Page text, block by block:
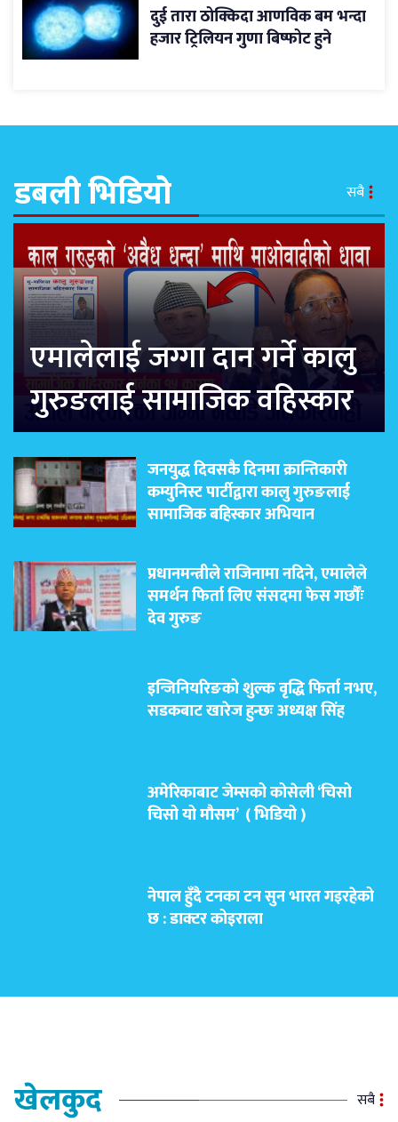
दुई तारा ठोक्किदा आणविक बम भन्दा
हजार ट्रिलियन गुणा बिष्फोट हुने
डबली भिडियो सबै
एमालेलाई जग्गा दान गर्ने कालु
गुरुङलाई सामाजिक वहिस्कार
जनयुद्ध दिवसकै दिनमा क्रान्तिकारी
कम्युनिस्ट पार्टीद्वारा कालु गुरुङलाई
सामाजिक बहिस्कार अभियान
प्रधानमन्त्रीले राजिनामा नदिने, एमालेले
समर्थन फिर्ता लिए संसदमा फेस गर्छौंः
देव गुरुङ
इन्जिनियरिङको शुल्क वृद्धि फिर्ता नभए,
सडकबाट खारेज हुन्छः अध्यक्ष सिंह
अमेरिकाबाट जेम्सको कोसेली ‘चिसो
चिसो यो मौसम’ ( भिडियो )
नेपाल हुँदै टनका टन सुन भारत गइरहेको
छ : डाक्टर कोइराला
खेलकुद सबै